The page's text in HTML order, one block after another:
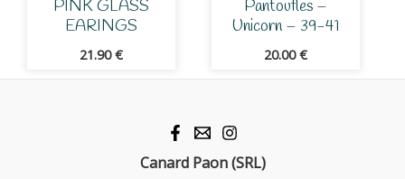
PINK GLASS
EARINGS
21.90€
Pantoufles –
Unicorn – 39-41
20.00€
Canard Paon (SRL)